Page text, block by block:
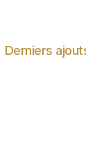
Derniers